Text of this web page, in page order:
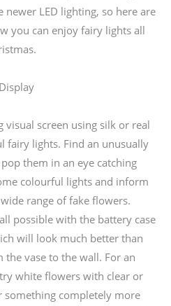
newer LED lighting, so here are
you can enjoy fairy lights all
visual screen using silk or real
fairy lights. Find an unusually
them in an eye catching
colourful lights and inform
range of fake flowers.
possible with the battery case
will look much better than
vase to the wall. For an
white flowers with clear or
something completely more